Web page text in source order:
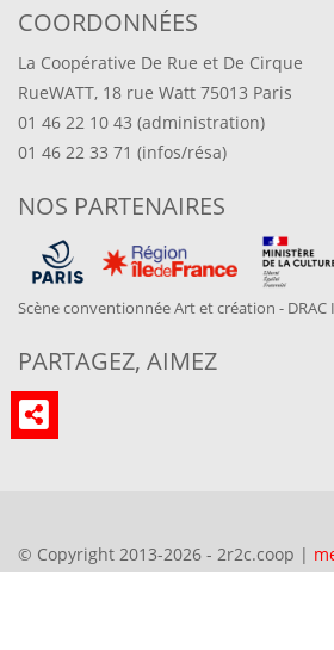
COORDONNÉES
La Coopérative De Rue et De Cirque
RueWATT, 18 rue Watt 75013 Paris
01 46 22 10 43 (administration)
01 46 22 33 71 (infos/résa)
NOS PARTENAIRES
Scène conventionnée Art et création - DRAC
PARTAGEZ, AIMEZ
© Copyright 2013-2026 - 2r2c.coop |